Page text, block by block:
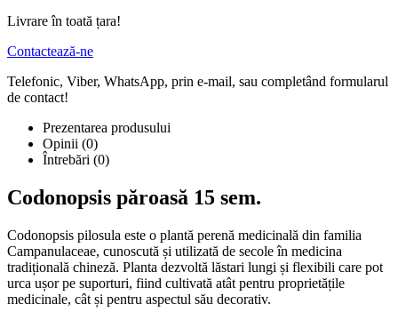
Livrare în toată țara!
Contactează-ne
Telefonic, Viber, WhatsApp, prin e-mail, sau completând formularul
de contact!
Prezentarea produsului
Opinii (0)
Întrebări (0)
Codonopsis păroasă 15 sem.
Codonopsis pilosula este o plantă perenă medicinală din familia
Campanulaceae, cunoscută și utilizată de secole în medicina
tradițională chineză. Planta dezvoltă lăstari lungi și flexibili care pot
urca ușor pe suporturi, fiind cultivată atât pentru proprietățile
medicinale, cât și pentru aspectul său decorativ.